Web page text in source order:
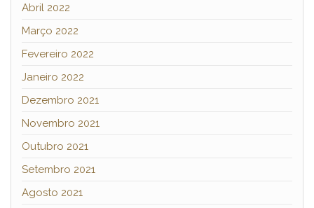
Abril 2022
Março 2022
Fevereiro 2022
Janeiro 2022
Dezembro 2021
Novembro 2021
Outubro 2021
Setembro 2021
Agosto 2021